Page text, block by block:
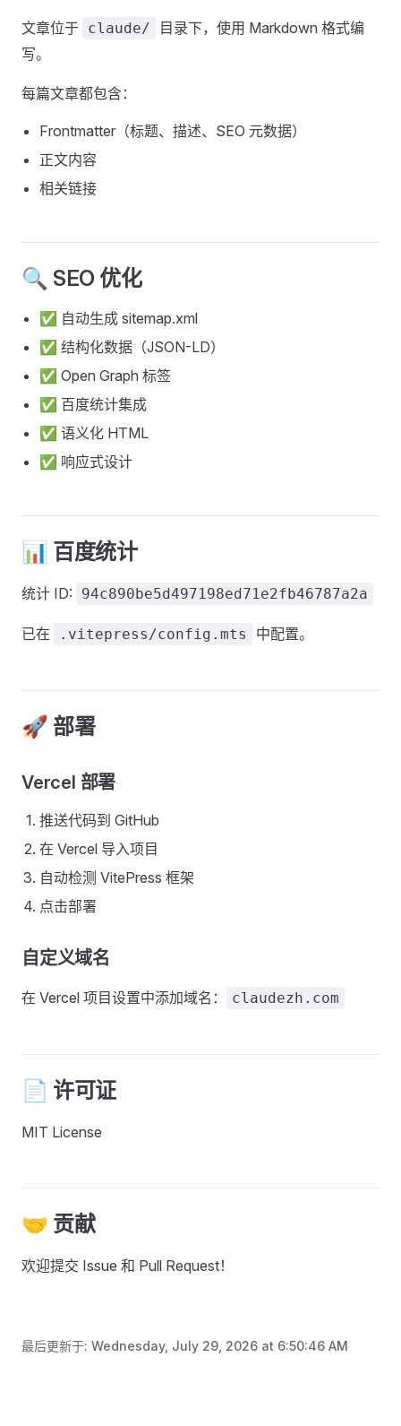
文章位于 claude/
目录下，使用 Markdown 格式编
写。
每篇文章都包含：
Frontmatter（标题、描述、SEO 元数据）
正文内容
相关链接
🔍 SEO 优化
✅ 自动生成 sitemap.xml
✅ 结构化数据（JSON-LD）
✅ Open Graph 标签
✅ 百度统计集成
✅ 语义化 HTML
✅ 响应式设计
📊 百度统计
统计 ID: 94c890be5d497198ed71e2fb46787a2a
已在 .vitepress/config.mts 中配置。
🚀 部署
Vercel 部署
推送代码到 GitHub
在 Vercel 导入项目
自动检测 VitePress 框架
点击部署
自定义域名
在 Vercel 项目设置中添加域名： claudezh.com
📄 许可证
MIT License
🤝 贡献
欢迎提交 Issue 和 Pull Request！
最后更新于: Wednesday, July 29, 2026 at 6:50:46 AM